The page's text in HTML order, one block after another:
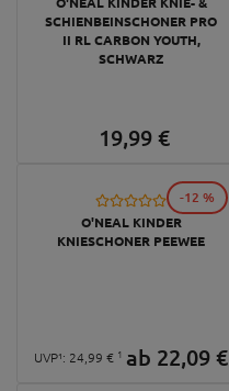
SCHIENBEINSCHONER PRO
II RL CARBON YOUTH,
SCHWARZ
19,99€
O'NEAL KINDER
KNIESCHONER PEEWEE
UVP¹: 24, 99 € 1 ab 22,09€
-12 %